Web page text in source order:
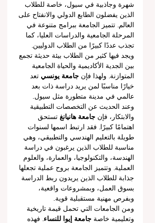
شهرة وجاذبية في سيول، خاصة للطلاب
الذين يفضلون الطابع الدولي والانفتاح على
العالم. تتميز الجامعة ببرامج متنوعة في
المرحلة الجامعية والدراسات العليا، كما
تجذب عددًا كبيرًا من الطلاب الدوليين.
ويجد فيها كثير من الطلاب بيئة حديثة تجمع
بين الجدية الأكاديمية والحياة الجامعية
المتوازنة. ولهذا فإن جامعة يونسي تعد
خيارًا مناسبًا لمن يريد دراسة ذات بعد
عالمي في مدينة متطورة مثل سيول.
وعند الحديث عن التخصصات التطبيقية
والابتكار، فإن جامعة هانيانغ تستحق
اهتمامًا كبيرًا. فقد ارتبط اسمها لسنوات
طويلة بالتعليم الهندسي والتطبيقي، وهي
مناسبة للطلاب الذين يرغبون في دراسة
الهندسة، والتكنولوجيا، والعمارة، والعلوم
العملية. وتتميز الجامعة بروح عملية تجعلها
جذابة للطلاب الذين يريدون ربط الدراسة
بسوق العمل، وبمشروعات واقعية،
وبفرص مهنية مستقبلية قوية.
ومن الجامعات التي تحمل قيمة تاريخية
وتعليمية خاصة جامعة إيوا للنساء . فهذه